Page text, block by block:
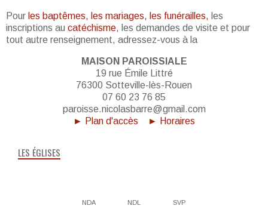
Pour les baptêmes, les mariages, les funérailles, les
inscriptions au catéchisme, les demandes de visite et pour
tout autre renseignement, adressez-vous à la
MAISON PAROISSIALE
19 rue Émile Littré
76300 Sotteville-lès-Rouen
07 60 23 76 85
paroisse.nicolasbarre@gmail.com
► Plan d'accès
► Horaires
LES ÉGLISES
NDA NDL SVP